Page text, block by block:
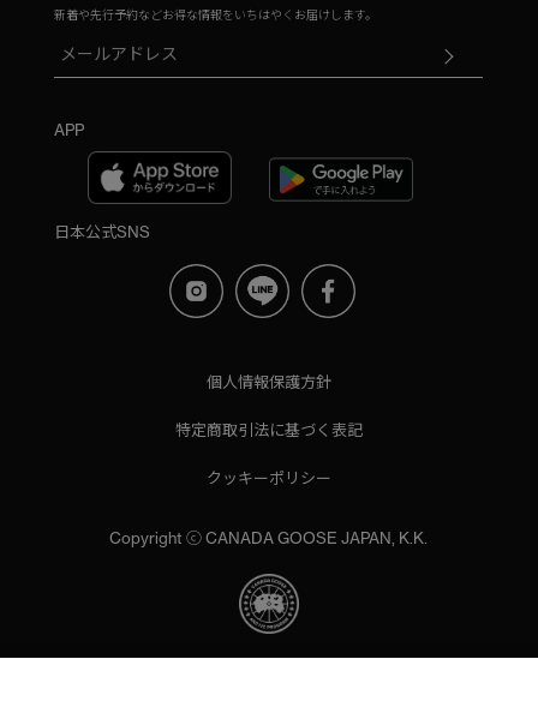
新着や先行予約などお得な情報をいちはやくお届けします。
APP
日本公式SNS
個人情報保護方針
特定商取引法に基づく表記
クッキーポリシー
Copyright ⓒ CANADA GOOSE JAPAN, K.K.